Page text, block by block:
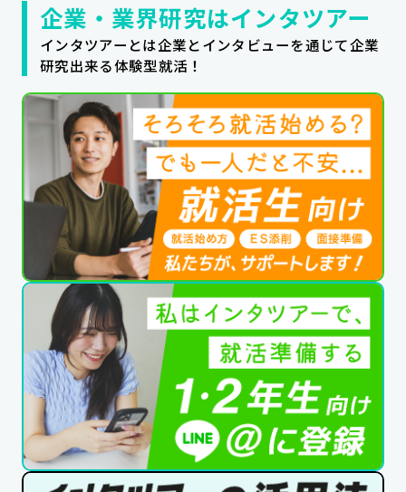
サイトマップ
公式SNSはこちら
企業・業界研究はインタツアー
インタツアーとは企業とインタビューを通じて企業
研究出来る体験型就活！